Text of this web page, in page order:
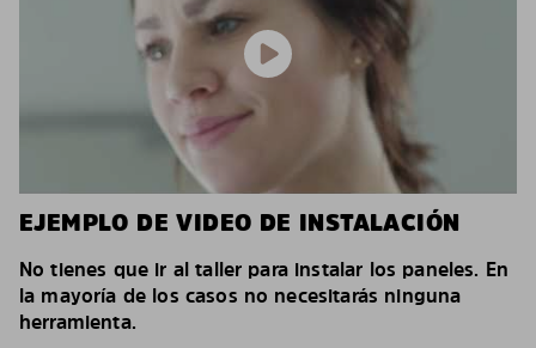
EJEMPLO DE VIDEO DE INSTALACIÓN
No tienes que ir al taller para instalar los paneles. En
la mayoría de los casos no necesitarás ninguna
herramienta.